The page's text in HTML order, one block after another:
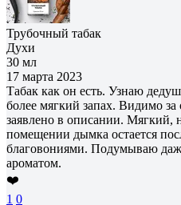
Трубочный табак
Духи
30 мл
17 марта 2023
Табак как он есть. Узнаю
более мягкий запах. Видимо за
заявлено в описании. Мягкий,
помещении дымка остается
благовониями. Подумываю
ароматом.
❤️
1 0